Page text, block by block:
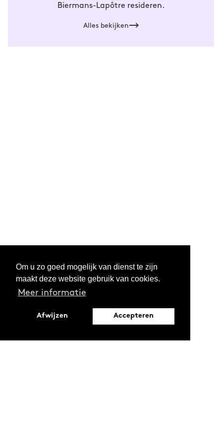
Om u zo goed mogelijk van dienst te zijn
maakt deze website gebruik van cookies.
Meer informatie
Afwijzen Accepteren
Biermans-Lapôtre resideren.
Alles bekijken